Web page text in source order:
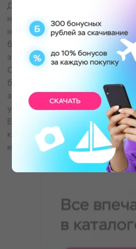
Для рассмотрения заявки на
напишите нам любым удобным
номер заказа или номер
банковской карты, и мы
заявления на возврат
Срок возврата денежных
более 10 рабочих дней с
заявления в соответствии со
установленными ФЗ “О защите
Если возвращаемый товар был
картой, возврат
которой была предоплата.